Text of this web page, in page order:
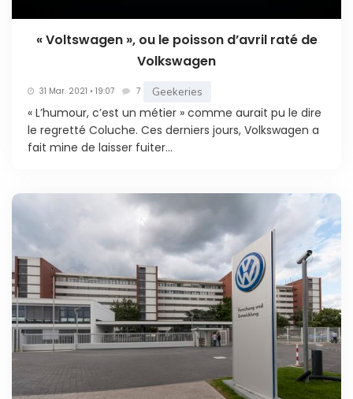
« Voltswagen », ou le poisson d’avril raté de
Volkswagen
31 Mar. 2021 • 19:07 7 Geekeries
« L’humour, c’est un métier » comme aurait pu le dire
le regretté Coluche. Ces derniers jours, Volkswagen a
fait mine de laisser fuiter...